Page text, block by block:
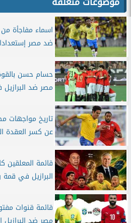
اسماء مفاجأة
ضد مصر
حسام حسن بالقوة
مصر ضد
تاريخ مواجهات
عن كسر العقدة
قائمة
البرازيل في قمة
قائمة قنوات